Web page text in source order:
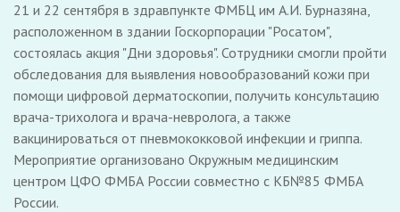
21 и 22 сентября в здравпункте ФМБЦ им А.И. Бурназяна,
расположенном в здании Госкорпорации "Росатом",
состоялась акция "Дни здоровья". Сотрудники смогли пройти
обследования для выявления новообразований кожи при
помощи цифровой дерматоскопии, получить консультацию
врача-трихолога и врача-невролога, а также
вакцинироваться от пневмококковой инфекции и гриппа.
Мероприятие организовано Окружным медицинским
центром ЦФО ФМБА России совместно с КБ№85 ФМБА
России.